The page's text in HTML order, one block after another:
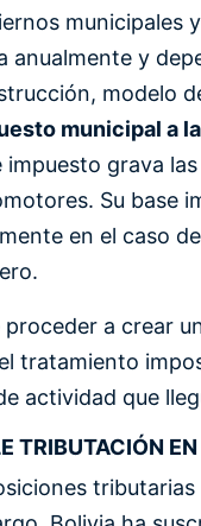
municipales
anualmente y
modelo
municipal a
impuesto grava
Su base
en el caso
proceder a crear
tratamiento
actividad que
TRIBUTACIÓN